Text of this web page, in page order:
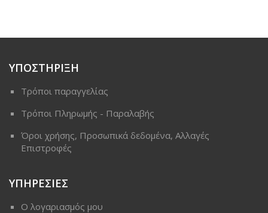
ΥΠΟΣΤΗΡΙΞΗ
Τρόποι παραγγελίας
Τρόποι Πληρωμής - Παραλαβής
Όροι χρήσης, Προσωπικά δεδομένα, Αλλαγές
Επιστροφές
ΥΠΗΡΕΣΙΕΣ
Ο λογαριασμός μου